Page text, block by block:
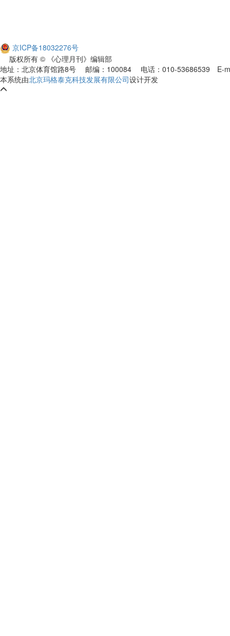
京ICP备18032276号
版权所有 © 《心理月刊》编辑部
地址：北京体育馆路8号 邮编：100084 电话：010-53686539 E-
本系统由北京玛格泰克科技发展有限公司设计开发